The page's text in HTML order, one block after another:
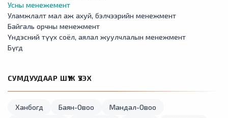
Усны менежемент
Уламжлалт мал аж ахуй, бэлчээрийн менежмент
Байгаль орчны менежмент
Үндэсний түүх соёл, аялал жуулчлалын менежмент
Бүгд
СУМДУУДААР ШҮҮЖ ҮЗЭХ
Ханбогд Баян-Овоо
Мандал-Овоо